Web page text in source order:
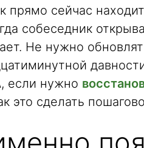
прямо сейчас
собеседник
Не нужно
если нужно
это сделать